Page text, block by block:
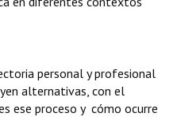
personal y profesional
alternativas, con el
ese proceso y cómo ocurre